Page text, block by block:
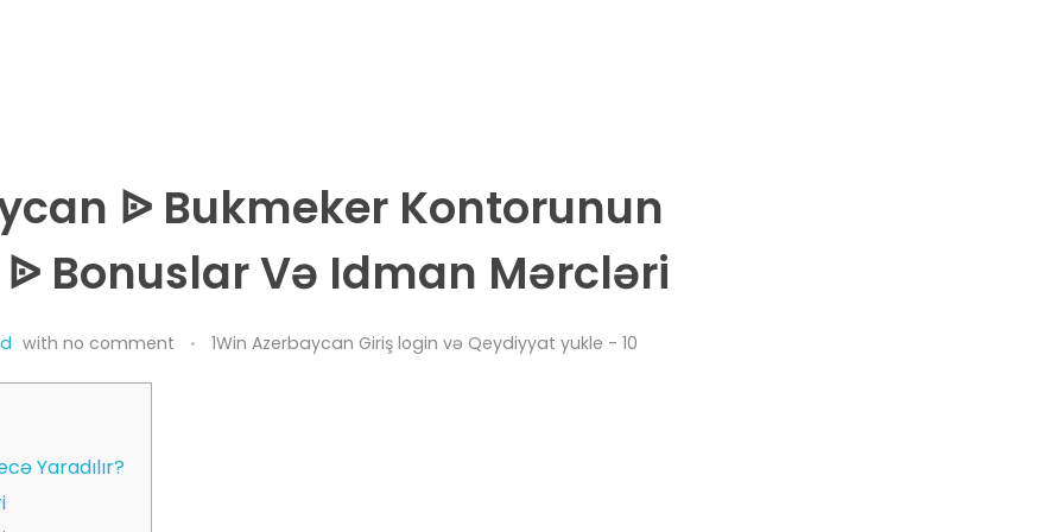
ᐉ Bukmeker Kontorunun
ᐉ Bonuslar Və Idman Mərcləri
with no comment 1Win Azerbaycan Giriş login və Qeydiyyat yukle - 10
Yaradılır?